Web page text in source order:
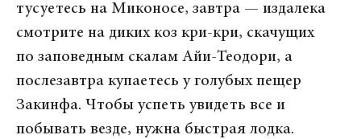
тусуетесь на Миконосе, завтра — издалека
смотрите на диких коз кри-кри, скачущих
по заповедным скалам Айи-Теодори, а
послезавтра купаетесь у голубых пещер
Закинфа. Чтобы успеть увидеть все и
побывать везде, нужна быстрая лодка.